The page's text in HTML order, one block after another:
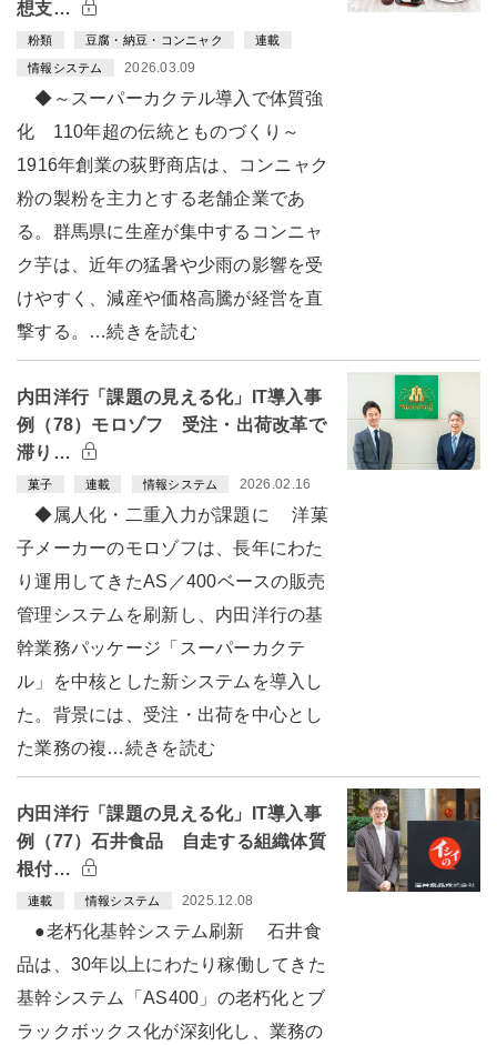
想支…
粉類 豆腐・納豆・コンニャク 連載
情報システム 2026.03.09
◆～スーパーカクテル導入で体質強
化 110年超の伝統とものづくり～
1916年創業の荻野商店は、コンニャク
粉の製粉を主力とする老舗企業であ
る。群馬県に生産が集中するコンニャ
ク芋は、近年の猛暑や少雨の影響を受
けやすく、減産や価格高騰が経営を直
撃する。…続きを読む
内田洋行「課題の見える化」IT導入事
例（78）モロゾフ 受注・出荷改革で
滞り…
菓子 連載 情報システム 2026.02.16
◆属人化・二重入力が課題に 洋菓
子メーカーのモロゾフは、長年にわた
り運用してきたAS／400ベースの販売
管理システムを刷新し、内田洋行の基
幹業務パッケージ「スーパーカクテ
ル」を中核とした新システムを導入し
た。背景には、受注・出荷を中心とし
た業務の複…続きを読む
内田洋行「課題の見える化」IT導入事
例（77）石井食品 自走する組織体質
根付…
連載 情報システム 2025.12.08
●老朽化基幹システム刷新 石井食
品は、30年以上にわたり稼働してきた
基幹システム「AS400」の老朽化とブ
ラックボックス化が深刻化し、業務の